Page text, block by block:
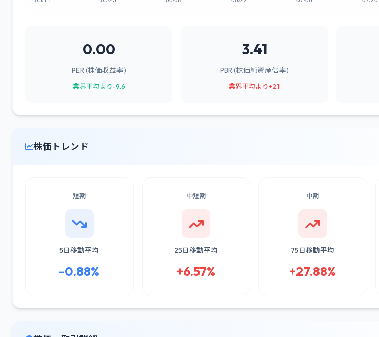
0.00
PER (株価収益率)
業界平均より-9.6
3.41
PBR (株価純資産倍率)
業界平均より+2.1
株価トレンド
短期
5日移動平均
-0.88%
中短期
25日移動平均
+6.57%
中期
75日移動平均
+27.88%